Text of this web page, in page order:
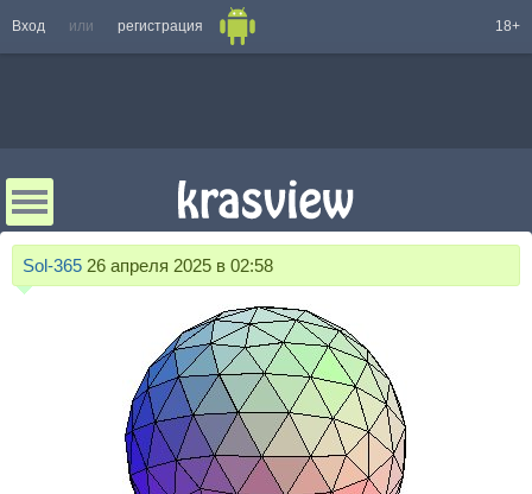
Вход или регистрация 18+
Sol-365 26 апреля 2025 в 02:58